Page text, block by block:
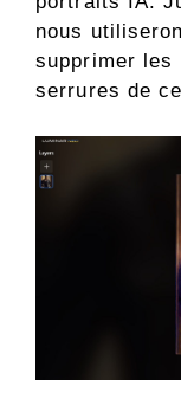
nous
supprimer les
serrures de